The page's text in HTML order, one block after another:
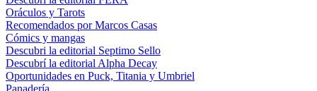
Oráculos y Tarots
Recomendados por Marcos Casas
Cómics y mangas
Descubri la editorial Septimo Sello
Descubrí la editorial Alpha Decay
Oportunidades en Puck, Titania y Umbriel
Panadería